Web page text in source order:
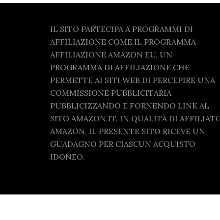
IL SITO PARTECIPA A PROGRAMMI DI
AFFILIAZIONE COME IL PROGRAMMA
AFFILIAZIONE AMAZON EU, UN
PROGRAMMA DI AFFILIAZIONE CHE
PERMETTE AI SITI WEB DI PERCEPIRE UNA
COMMISSIONE PUBBLICITARIA
PUBBLICIZZANDO E FORNENDO LINK AL
SITO AMAZON.IT. IN QUALITÀ DI
AMAZON, IL PRESENTE SITO RICEVE UN
GUADAGNO PER CIASCUN ACQUISTO
IDONEO.